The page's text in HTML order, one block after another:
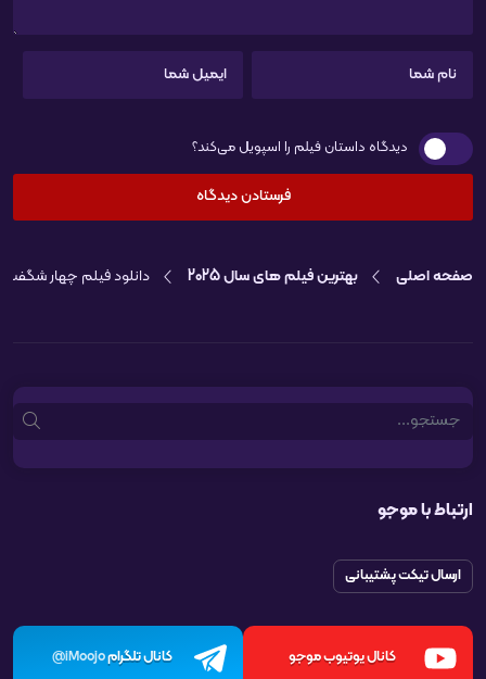
دیدگاه داستان فیلم را اسپویل می‌کند؟
صفحه اصلی بهترین فیلم های سال 2025 دانلود فیلم چهار
Search
ارتباط با موجو
ارسال تیکت پشتیبانی
کانال یوتیوب موجو کانال تلگرامiMoojo@